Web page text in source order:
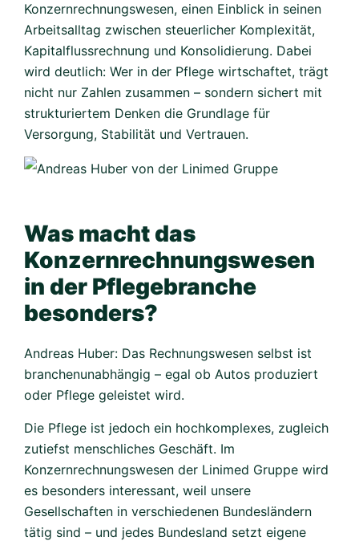
Konzernrechnungswesen, einen Einblick in seinen
Arbeitsalltag zwischen steuerlicher Komplexität,
Kapitalflussrechnung und Konsolidierung. Dabei
wird deutlich: Wer in der Pflege wirtschaftet, trägt
nicht nur Zahlen zusammen – sondern sichert mit
strukturiertem Denken die Grundlage für
Versorgung, Stabilität und Vertrauen.
Was macht das
Konzernrechnungswesen
in der Pflegebranche
besonders?
Andreas Huber: Das Rechnungswesen selbst ist
branchenunabhängig – egal ob Autos produziert
oder Pflege geleistet wird.
Die Pflege ist jedoch ein hochkomplexes, zugleich
zutiefst menschliches Geschäft. Im
Konzernrechnungswesen der Linimed Gruppe wird
es besonders interessant, weil unsere
Gesellschaften in verschiedenen Bundesländern
tätig sind – und jedes Bundesland setzt eigene